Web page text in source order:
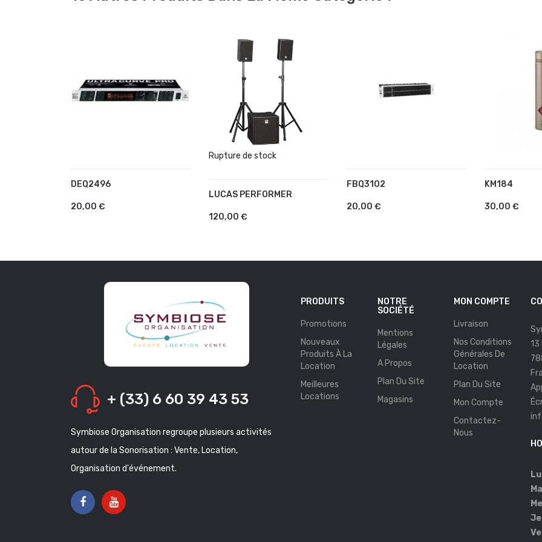
DEQ2496
20,00 €
AJOUTER AU PANIER
Rupture de stock
LUCAS PERFORMER
120,00 €
AJOUTER AU PANIER
FBQ3102
20,00 €
AJOUTER AU PANIER KM184
30,00 €
AJOUTER
+ (33) 6 60 39 43 53
Symbiose Organisation regroupe plusieurs activités
autour de la Sonorisation : Vente, Location,
Organisation d'événement.
PRODUITS
Promotions
Nouveaux
Produits À La
Location
Meilleures
Locations
NOTRE
SOCIÉTÉ
Mentions
Légales
A Propos
Plan Du Site
Magasins
MON COMPTE
Livraison
Nos Conditions
Générales De
Location
Plan Du Site
Mon Compte
Contactez-
Nous